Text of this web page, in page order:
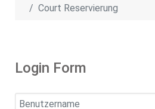
Court Reservierung
Login Form
Benutzername